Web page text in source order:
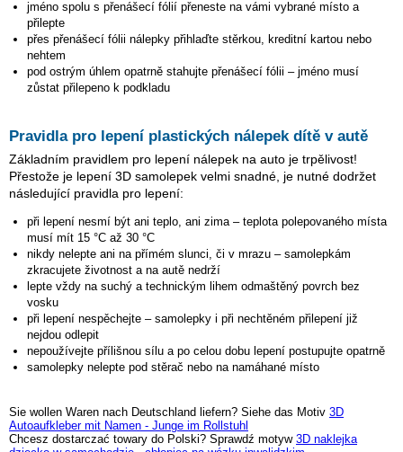
jméno spolu s přenášecí fólií přeneste na vámi vybrané místo a
přilepte
přes přenášecí fólii nálepky přihlaďte stěrkou, kreditní kartou nebo
nehtem
pod ostrým úhlem opatrně stahujte přenášecí fólii – jméno musí
zůstat přilepeno k podkladu
Pravidla pro lepení plastických nálepek dítě v autě
Základním pravidlem pro lepení nálepek na auto je trpělivost!
Přestože je lepení 3D samolepek velmi snadné, je nutné dodržet
následující pravidla pro lepení:
při lepení nesmí být ani teplo, ani zima – teplota polepovaného místa
musí mít 15 °C až 30 °C
nikdy nelepte ani na přímém slunci, či v mrazu – samolepkám
zkracujete životnost a na autě nedrží
lepte vždy na suchý a technickým lihem odmaštěný povrch bez
vosku
při lepení nespěchejte – samolepky i při nechtěném přilepení již
nejdou odlepit
nepoužívejte přílišnou sílu a po celou dobu lepení postupujte opatrně
samolepky nelepte pod stěrač nebo na namáhané místo
Sie wollen Waren nach Deutschland liefern? Siehe das Motiv 3D
Autoaufkleber mit Namen - Junge im Rollstuhl
Chcesz dostarczać towary do Polski? Sprawdź motyw 3D naklejka